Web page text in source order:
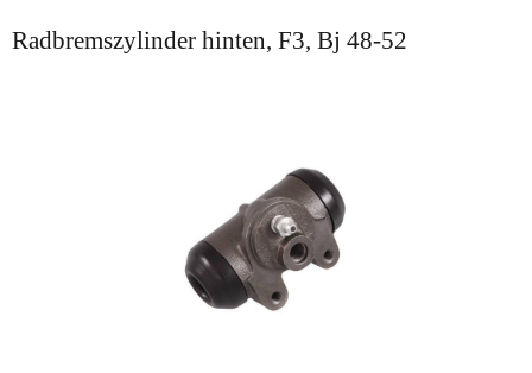
Radbremszylinder hinten, F3, Bj 48-52